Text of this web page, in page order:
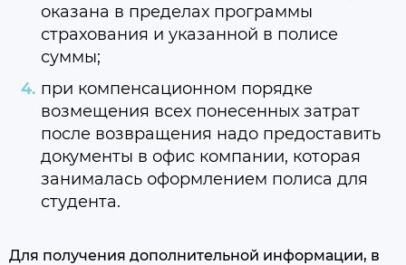
оказана в пределах программы
страхования и указанной в полисе
суммы;
при компенсационном порядке
возмещения всех понесенных затрат
после возвращения надо предоставить
документы в офис компании, которая
занималась оформлением полиса для
студента.
Для получения дополнительной информации, в